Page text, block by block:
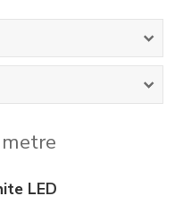
LED